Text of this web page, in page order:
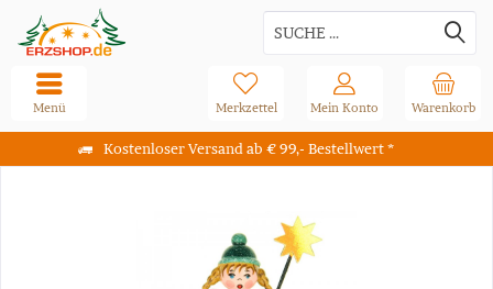
Kostenloser Versand ab € 99,- Bestellwert *
Warenkorb
Merkzettel Mein Konto
Menü